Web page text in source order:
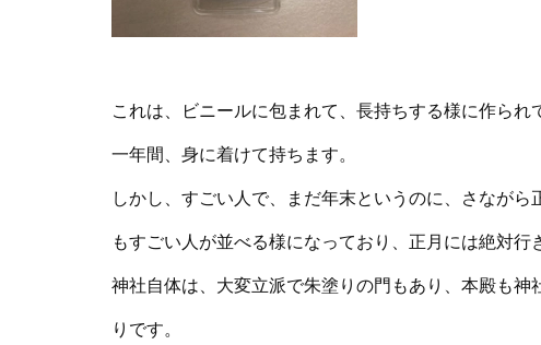
これは、ビニールに包まれて、長持ちする様に作られ
一年間、身に着けて持ちます。
しかし、すごい人で、まだ年末というのに、さなが
もすごい人が並べる様になっており、正月には絶対行
神社自体は、大変立派で朱塗りの門もあり、本殿も
りです。